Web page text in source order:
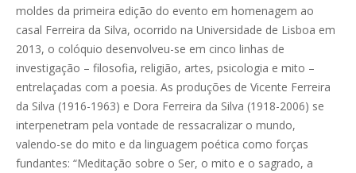
moldes da primeira edição do evento em homenagem ao
casal Ferreira da Silva, ocorrido na Universidade de Lisboa em
2013, o colóquio desenvolveu-se em cinco linhas de
investigação – filosofia, religião, artes, psicologia e mito –
entrelaçadas com a poesia. As produções de Vicente Ferreira
da Silva (1916-1963) e Dora Ferreira da Silva (1918-2006) se
interpenetram pela vontade de ressacralizar o mundo,
valendo-se do mito e da linguagem poética como forças
fundantes: “Meditação sobre o Ser, o mito e o sagrado, a